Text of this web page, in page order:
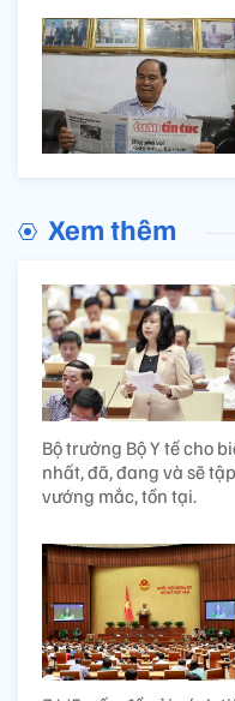
Xem thêm
Bộ trưởng Bộ Y tế cho
nhất, đã, đang và sẽ
vướng mắc, tồn tại.